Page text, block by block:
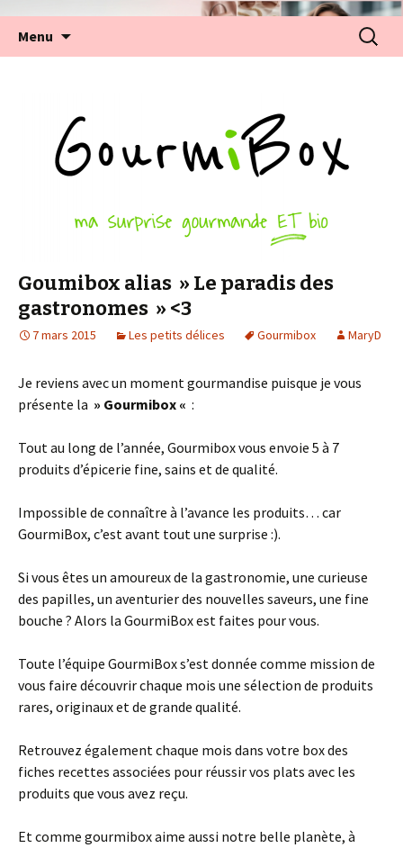
Menu
Goumibox alias » Le paradis des
gastronomes » <3
7 mars 2015 Les petits délices Gourmibox MaryD
Je reviens avec un moment gourmandise puisque je vous
présente la » Gourmibox « :
Tout au long de l’année, Gourmibox vous envoie 5 à 7
produits d’épicerie fine, sains et de qualité.
Impossible de connaître à l’avance les produits… car
GourmiBox, c’est avant tout une surprise :).
Si vous êtes un amoureux de la gastronomie, une curieuse
des papilles, un aventurier des nouvelles saveurs, une fine
bouche ? Alors la GourmiBox est faites pour vous.
Toute l’équipe GourmiBox s’est donnée comme mission de
vous faire découvrir chaque mois une sélection de produits
rares, originaux et de grande qualité.
Retrouvez également chaque mois dans votre box des
fiches recettes associées pour réussir vos plats avec les
produits que vous avez reçu.
Et comme gourmibox aime aussi notre belle planète, à